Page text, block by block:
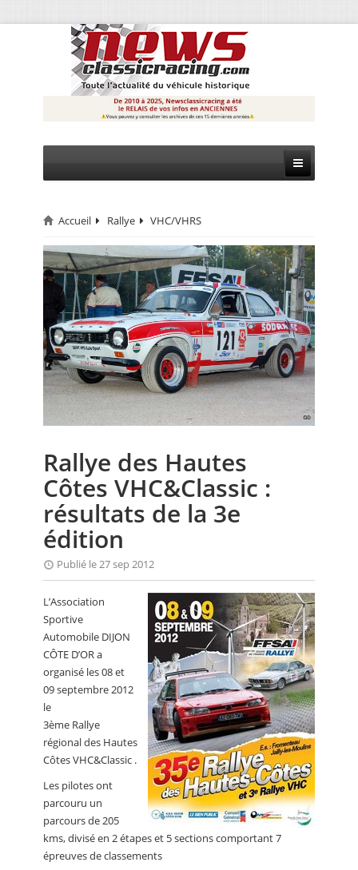
CIRCUIT
RALLYE
MONTAGNE
EVÈNEMENTS
CALENDRIER
FOCUS
ANNUAIRES
PETITES ANNONCES
Accueil Rallye VHC/VHRS
Rallye des Hautes
Côtes VHC&Classic :
résultats de la 3e
édition
Publié le 27 sep 2012
L’Association
Sportive
Automobile DIJON
CÔTE D’OR a
organisé les 08 et
09 septembre 2012
le
3ème Rallye
régional des Hautes
Côtes VHC&Classic .
Les pilotes ont
parcouru un
parcours de 205
kms, divisé en 2 étapes et 5 sections comportant 7
épreuves de classements